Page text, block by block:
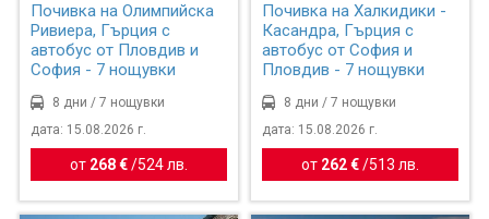
Почивка на Олимпийска
Ривиера, Гърция с
автобус от Пловдив и
София - 7 нощувки
8 дни / 7 нощувки
дата: 15.08.2026 г.
от 268 € /524 лв.
Почивка на Халкидики -
Касандра, Гърция с
автобус от София и
Пловдив - 7 нощувки
8 дни / 7 нощувки
дата: 15.08.2026 г.
от 262 €/513 лв.